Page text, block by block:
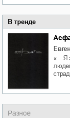
В тренде
«…Я
Разное